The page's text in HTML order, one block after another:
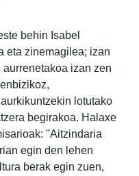
behin Isabel
eta zinemagilea; izan
izan zen
lotutako
begirakoa. Halaxe
"Aitzindaria
egin den lehen
berak egin zuen,